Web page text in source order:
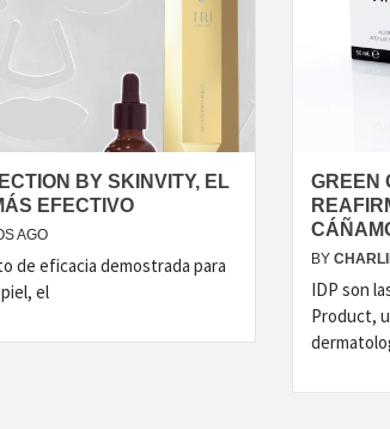
BY SKINVITY, EL
EFECTIVO
AGO
de eficacia demostrada para
el
GREEN
BY
IDP son
Product,